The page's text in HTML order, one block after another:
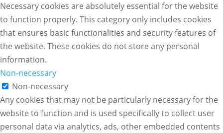
Necessary cookies are absolutely essential for the website
to function properly. This category only includes cookies
that ensures basic functionalities and security features of
the website. These cookies do not store any personal
information.
Non-necessary
Non-necessary
Any cookies that may not be particularly necessary for the
website to function and is used specifically to collect user
personal data via analytics, ads, other embedded contents